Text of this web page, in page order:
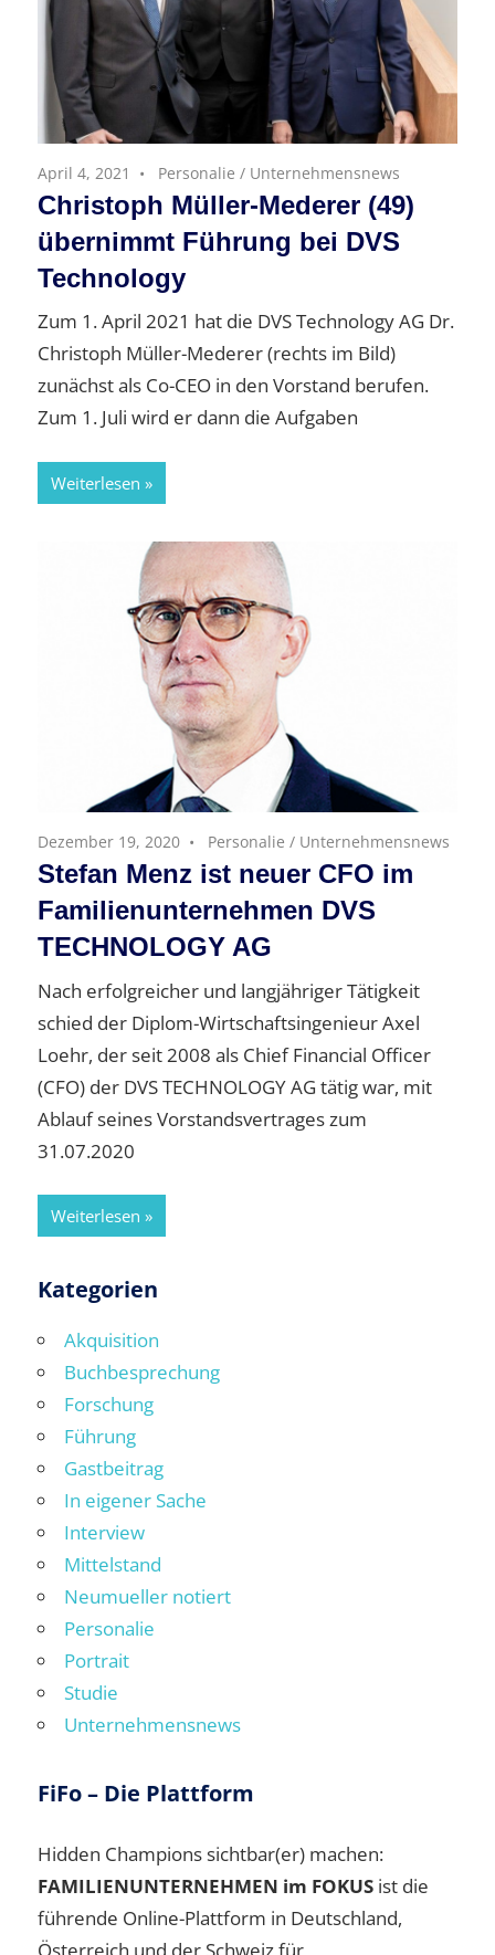
April 4, 2021 Personalie / Unternehmensnews
Christoph Müller-Mederer (49)
übernimmt Führung bei DVS
Technology
Zum 1. April 2021 hat die DVS Technology AG Dr.
Christoph Müller-Mederer (rechts im Bild)
zunächst als Co-CEO in den Vorstand berufen.
Zum 1. Juli wird er dann die Aufgaben
Weiterlesen
Dezember 19, 2020 Personalie / Unternehmensnews
Stefan Menz ist neuer CFO im
Familienunternehmen DVS
TECHNOLOGY AG
Nach erfolgreicher und langjähriger Tätigkeit
schied der Diplom-Wirtschaftsingenieur Axel
Loehr, der seit 2008 als Chief Financial Officer
(CFO) der DVS TECHNOLOGY AG tätig war, mit
Ablauf seines Vorstandsvertrages zum
31.07.2020
Weiterlesen
Kategorien
Akquisition
Buchbesprechung
Forschung
Führung
Gastbeitrag
In eigener Sache
Interview
Mittelstand
Neumueller notiert
Personalie
Portrait
Studie
Unternehmensnews
FiFo – Die Plattform
Hidden Champions sichtbar(er) machen:
FAMILIENUNTERNEHMEN im FOKUS ist die
führende Online-Plattform in Deutschland,